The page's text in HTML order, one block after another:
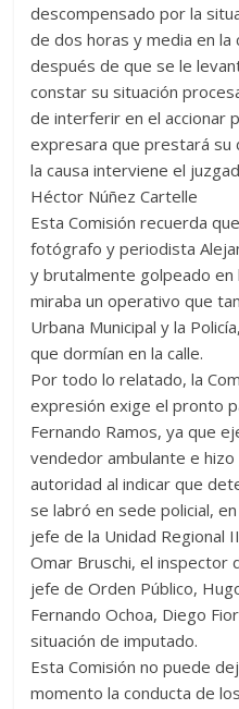
descompensado por la
de dos horas y media en la
después de que se le
constar su situación
de interferir en el accionar
expresara que prestará su
la causa interviene el
Héctor Núñez Cartelle
Esta Comisión recuerda
fotógrafo y periodista
y brutalmente golpeado en
miraba un operativo que
Urbana Municipal y la
que dormían en la calle.
Por todo lo relatado, la
expresión exige el pronto
Fernando Ramos, ya que
vendedor ambulante e
autoridad al indicar que
se labró en sede policial,
jefe de la Unidad Regional
Omar Bruschi, el inspector
jefe de Orden Público,
Fernando Ochoa, Diego
situación de imputado.
Esta Comisión no puede
momento la conducta de